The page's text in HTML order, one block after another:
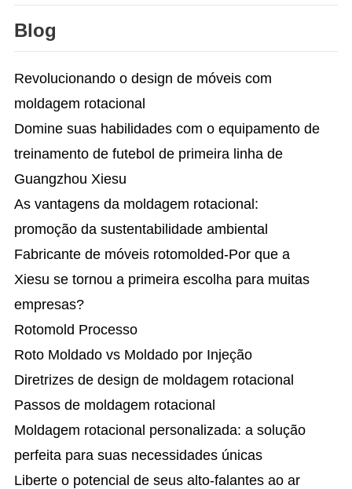
Blog
Revolucionando o design de móveis com
moldagem rotacional
Domine suas habilidades com o equipamento de
treinamento de futebol de primeira linha de
Guangzhou Xiesu
As vantagens da moldagem rotacional:
promoção da sustentabilidade ambiental
Fabricante de móveis rotomolded-Por que a
Xiesu se tornou a primeira escolha para muitas
empresas?
Rotomold Processo
Roto Moldado vs Moldado por Injeção
Diretrizes de design de moldagem rotacional
Passos de moldagem rotacional
Moldagem rotacional personalizada: a solução
perfeita para suas necessidades únicas
Liberte o potencial de seus alto-falantes ao ar